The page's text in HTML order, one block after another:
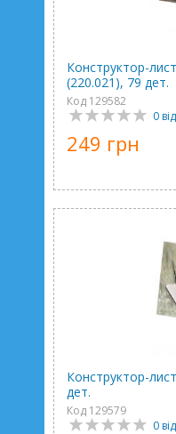
Конструктор-
(220.021), 79 дет.
Код 129582
0
249 грн
Конструктор-
дет.
Код 129579
0